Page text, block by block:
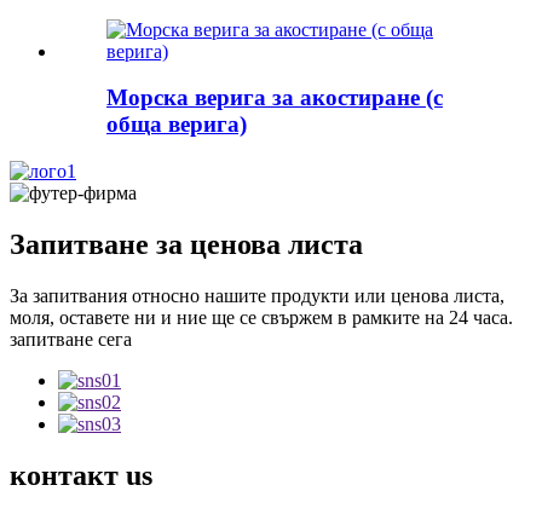
Морска верига за акостиране (с
обща верига)
Запитване за ценова листа
За запитвания относно нашите продукти или ценова листа,
моля, оставете ни и ние ще се свържем в рамките на 24 часа.
запитване сега
контакт us